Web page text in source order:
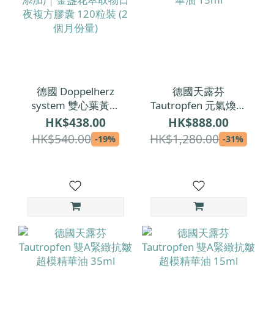
德國 Doppelherz
system 雙心葉黃素
(魚油添加)｜金盞花萃
取物日夜複方膠囊
120粒裝 (2個月份量)
HK$438.00
HK$540.00 -19%
德國天露芬
Tautropfen 元氣煥活
精華油 15ml
HK$888.00
HK$1,280.00 -31%